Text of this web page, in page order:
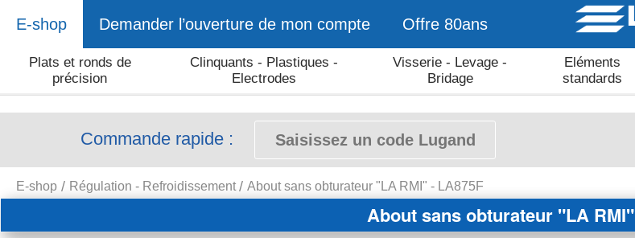
E-shop Demander l’ouverture de mon compte Offre 80ans
Plats et ronds de
précision
Clinquants - Plastiques -
Electrodes
Visserie - Levage -
Bridage
Eléments
standards
Commande rapide :
E-shop Régulation - Refroidissement About sans obturateur "LA RMI" - LA875F
About sans obturateur "LA RMI"